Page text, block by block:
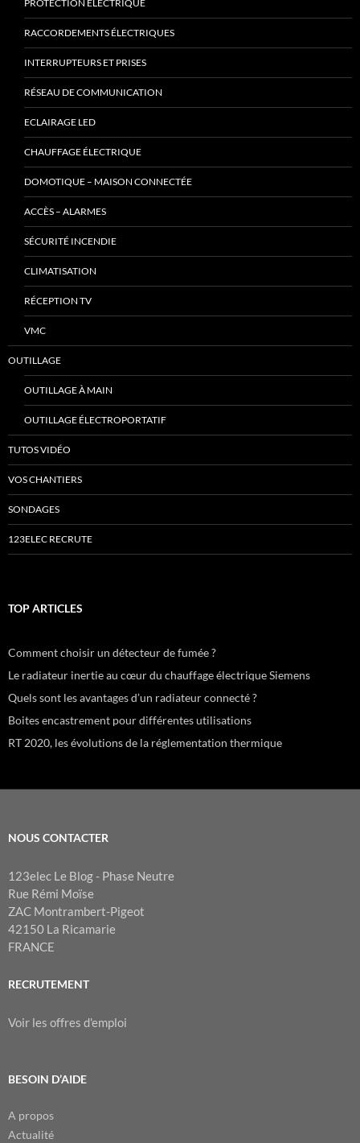
PROTECTION ÉLECTRIQUE
RACCORDEMENTS ÉLECTRIQUES
INTERRUPTEURS ET PRISES
RÉSEAU DE COMMUNICATION
ECLAIRAGE LED
CHAUFFAGE ÉLECTRIQUE
DOMOTIQUE – MAISON CONNECTÉE
ACCÈS – ALARMES
SÉCURITÉ INCENDIE
CLIMATISATION
RÉCEPTION TV
VMC
OUTILLAGE
OUTILLAGE À MAIN
OUTILLAGE ÉLECTROPORTATIF
TUTOS VIDÉO
VOS CHANTIERS
SONDAGES
123ELEC RECRUTE
TOP ARTICLES
Comment choisir un détecteur de fumée ?
Le radiateur inertie au cœur du chauffage électrique Siemens
Quels sont les avantages d’un radiateur connecté ?
Boites encastrement pour différentes utilisations
RT 2020, les évolutions de la réglementation thermique
NOUS CONTACTER
123elec Le Blog - Phase Neutre
Rue Rémi Moïse
ZAC Montrambert-Pigeot
42150 La Ricamarie
FRANCE
RECRUTEMENT
Voir les offres d'emploi
BESOIN D’AIDE
A propos
Actualité